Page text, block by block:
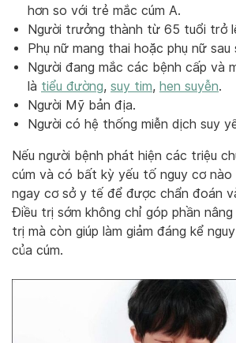
hơn so với trẻ mắc cúm A.
Người trưởng thành từ 65 tuổi trở
Phụ nữ mang thai hoặc phụ nữ sau
Người đang mắc các bệnh cấp và
là tiểu đường, suy tim, hen suyễn.
Người Mỹ bản địa.
Người có hệ thống miễn dịch suy
Nếu người bệnh phát hiện các triệu
cúm và có bất kỳ yếu tố nguy cơ nào
ngay cơ sở y tế để được chẩn đoán
Điều trị sớm không chỉ góp phần nâng
trị mà còn giúp làm giảm đáng kể
của cúm.